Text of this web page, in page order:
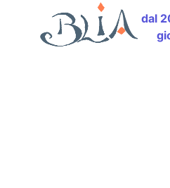
dal